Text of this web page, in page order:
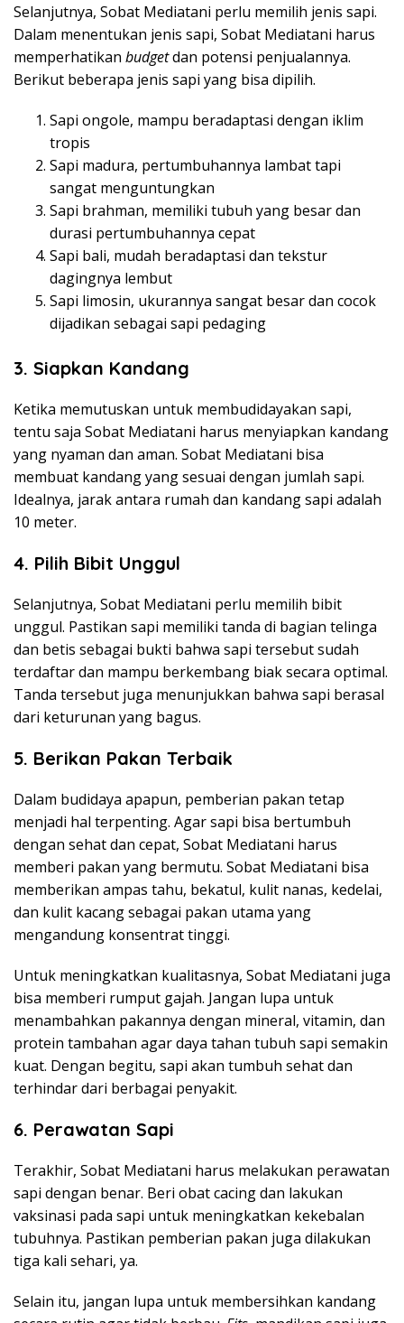
Selanjutnya, Sobat Mediatani perlu memilih jenis sapi.
Dalam menentukan jenis sapi, Sobat Mediatani harus
memperhatikan budgetdan potensi penjualannya.
Berikut beberapa jenis sapi yang bisa dipilih.
Sapi ongole, mampu beradaptasi dengan iklim
tropis
Sapi madura, pertumbuhannya lambat tapi
sangat menguntungkan
Sapi brahman, memiliki tubuh yang besar dan
durasi pertumbuhannya cepat
Sapi bali, mudah beradaptasi dan tekstur
dagingnya lembut
Sapi limosin, ukurannya sangat besar dan cocok
dijadikan sebagai sapi pedaging
3. Siapkan Kandang
Ketika memutuskan untuk membudidayakan sapi,
tentu saja Sobat Mediatani harus menyiapkan kandang
yang nyaman dan aman. Sobat Mediatani bisa
membuat kandang yang sesuai dengan jumlah sapi.
Idealnya, jarak antara rumah dan kandang sapi adalah
10 meter.
4. Pilih Bibit Unggul
Selanjutnya, Sobat Mediatani perlu memilih bibit
unggul. Pastikan sapi memiliki tanda di bagian telinga
dan betis sebagai bukti bahwa sapi tersebut sudah
terdaftar dan mampu berkembang biak secara optimal.
Tanda tersebut juga menunjukkan bahwa sapi berasal
dari keturunan yang bagus.
5. Berikan Pakan Terbaik
Dalam budidaya apapun, pemberian pakan tetap
menjadi hal terpenting. Agar sapi bisa bertumbuh
dengan sehat dan cepat, Sobat Mediatani harus
memberi pakan yang bermutu. Sobat Mediatani bisa
memberikan ampas tahu, bekatul, kulit nanas, kedelai,
dan kulit kacang sebagai pakan utama yang
mengandung konsentrat tinggi.
Untuk meningkatkan kualitasnya, Sobat Mediatani juga
bisa memberi rumput gajah. Jangan lupa untuk
menambahkan pakannya dengan mineral, vitamin, dan
protein tambahan agar daya tahan tubuh sapi semakin
kuat. Dengan begitu, sapi akan tumbuh sehat dan
terhindar dari berbagai penyakit.
6. Perawatan Sapi
Terakhir, Sobat Mediatani harus melakukan perawatan
sapi dengan benar. Beri obat cacing dan lakukan
vaksinasi pada sapi untuk meningkatkan kekebalan
tubuhnya. Pastikan pemberian pakan juga dilakukan
tiga kali sehari, ya.
Selain itu, jangan lupa untuk membersihkan kandang